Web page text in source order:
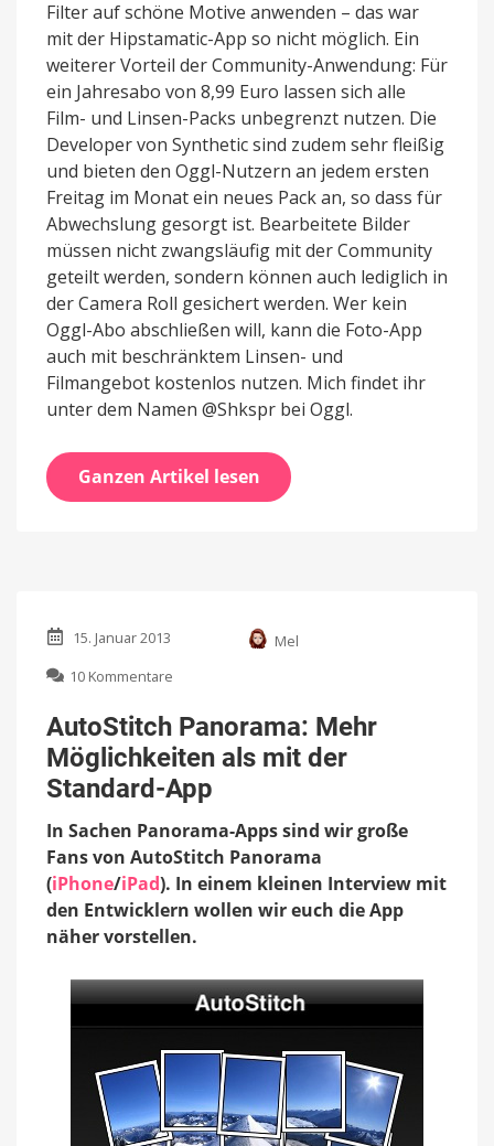
Filter auf schöne Motive anwenden – das war
mit der Hipstamatic-App so nicht möglich. Ein
weiterer Vorteil der Community-Anwendung: Für
ein Jahresabo von 8,99 Euro lassen sich alle
Film- und Linsen-Packs unbegrenzt nutzen. Die
Developer von Synthetic sind zudem sehr fleißig
und bieten den Oggl-Nutzern an jedem ersten
Freitag im Monat ein neues Pack an, so dass für
Abwechslung gesorgt ist. Bearbeitete Bilder
müssen nicht zwangsläufig mit der Community
geteilt werden, sondern können auch lediglich in
der Camera Roll gesichert werden. Wer kein
Oggl-Abo abschließen will, kann die Foto-App
auch mit beschränktem Linsen- und
Filmangebot kostenlos nutzen. Mich findet ihr
unter dem Namen @Shkspr bei Oggl.
Ganzen Artikel lesen
15. Januar 2013
Mel
10 Kommentare
Panorama:
Mehr
Möglichkeiten
als
mit
der
Standard-
App
AutoStitch Panorama: Mehr
Möglichkeiten als mit der
Standard-App
In Sachen Panorama-Apps sind wir große
Fans von AutoStitch Panorama
(iPhone/iPad). In einem kleinen Interview mit
den Entwicklern wollen wir euch die App
näher vorstellen.